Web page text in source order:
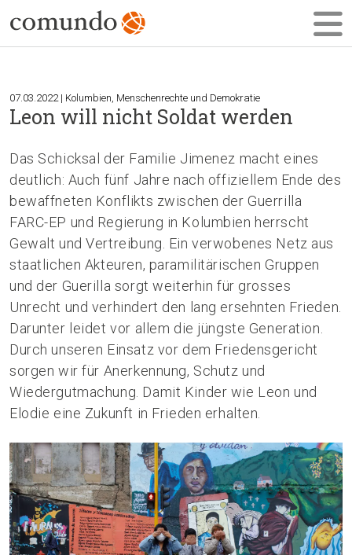
07.03.2022 | Kolumbien, Menschenrechte und Demokratie
Leon will nicht Soldat werden
Das Schicksal der Familie Jimenez macht eines
deutlich: Auch fünf Jahre nach offiziellem Ende des
bewaffneten Konflikts zwischen der Guerrilla
FARC-EP und Regierung in Kolumbien herrscht
Gewalt und Vertreibung. Ein verwobenes Netz aus
staatlichen Akteuren, paramilitärischen Gruppen
und der Guerilla sorgt weiterhin für grosses
Unrecht und verhindert den lang ersehnten Frieden.
Darunter leidet vor allem die jüngste Generation.
Durch unseren Einsatz vor dem Friedensgericht
sorgen wir für Anerkennung, Schutz und
Wiedergutmachung. Damit Kinder wie Leon und
Elodie eine Zukunft in Frieden erhalten.